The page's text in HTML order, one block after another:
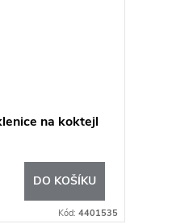
na koktejl
DO KOŠÍKU
Kód: 4401535